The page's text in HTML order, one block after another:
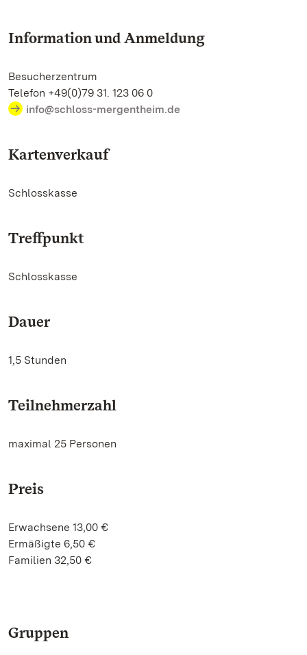
Information und Anmeldung
Besucherzentrum
Telefon +49(0)79 31. 123 06 0
info@schloss-mergentheim.de
Kartenverkauf
Schlosskasse
Treffpunkt
Schlosskasse
Dauer
1,5 Stunden
Teilnehmerzahl
maximal 25 Personen
Preis
Erwachsene 13,00 €
Ermäßigte 6,50 €
Familien 32,50 €
Gruppen